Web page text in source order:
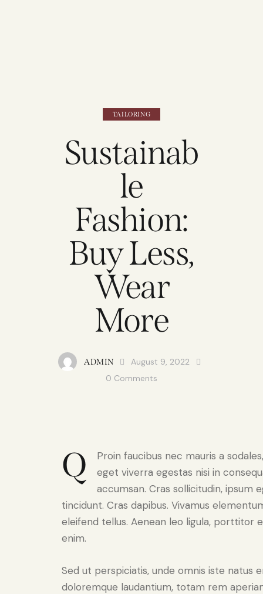
TAILORING
Sustainab
le
Fashion:
Buy Less,
Wear
More
ADMIN
August 9, 2022
0 Comments
Q
Proin faucibus nec mauris a
eget viverra egestas nisi in
accumsan. Cras sollicitudin, ipsum
tincidunt. Cras dapibus. Vivamus
eleifend tellus. Aenean leo ligula, porttitor
enim.
Sed ut perspiciatis, unde omnis iste natus
doloremque laudantium, totam rem